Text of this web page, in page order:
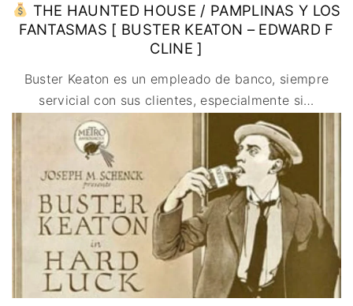
THE HAUNTED HOUSE / PAMPLINAS Y LOS
FANTASMAS [ BUSTER KEATON – EDWARD F
CLINE ]
Buster Keaton es un empleado de banco, siempre
servicial con sus clientes, especialmente si…